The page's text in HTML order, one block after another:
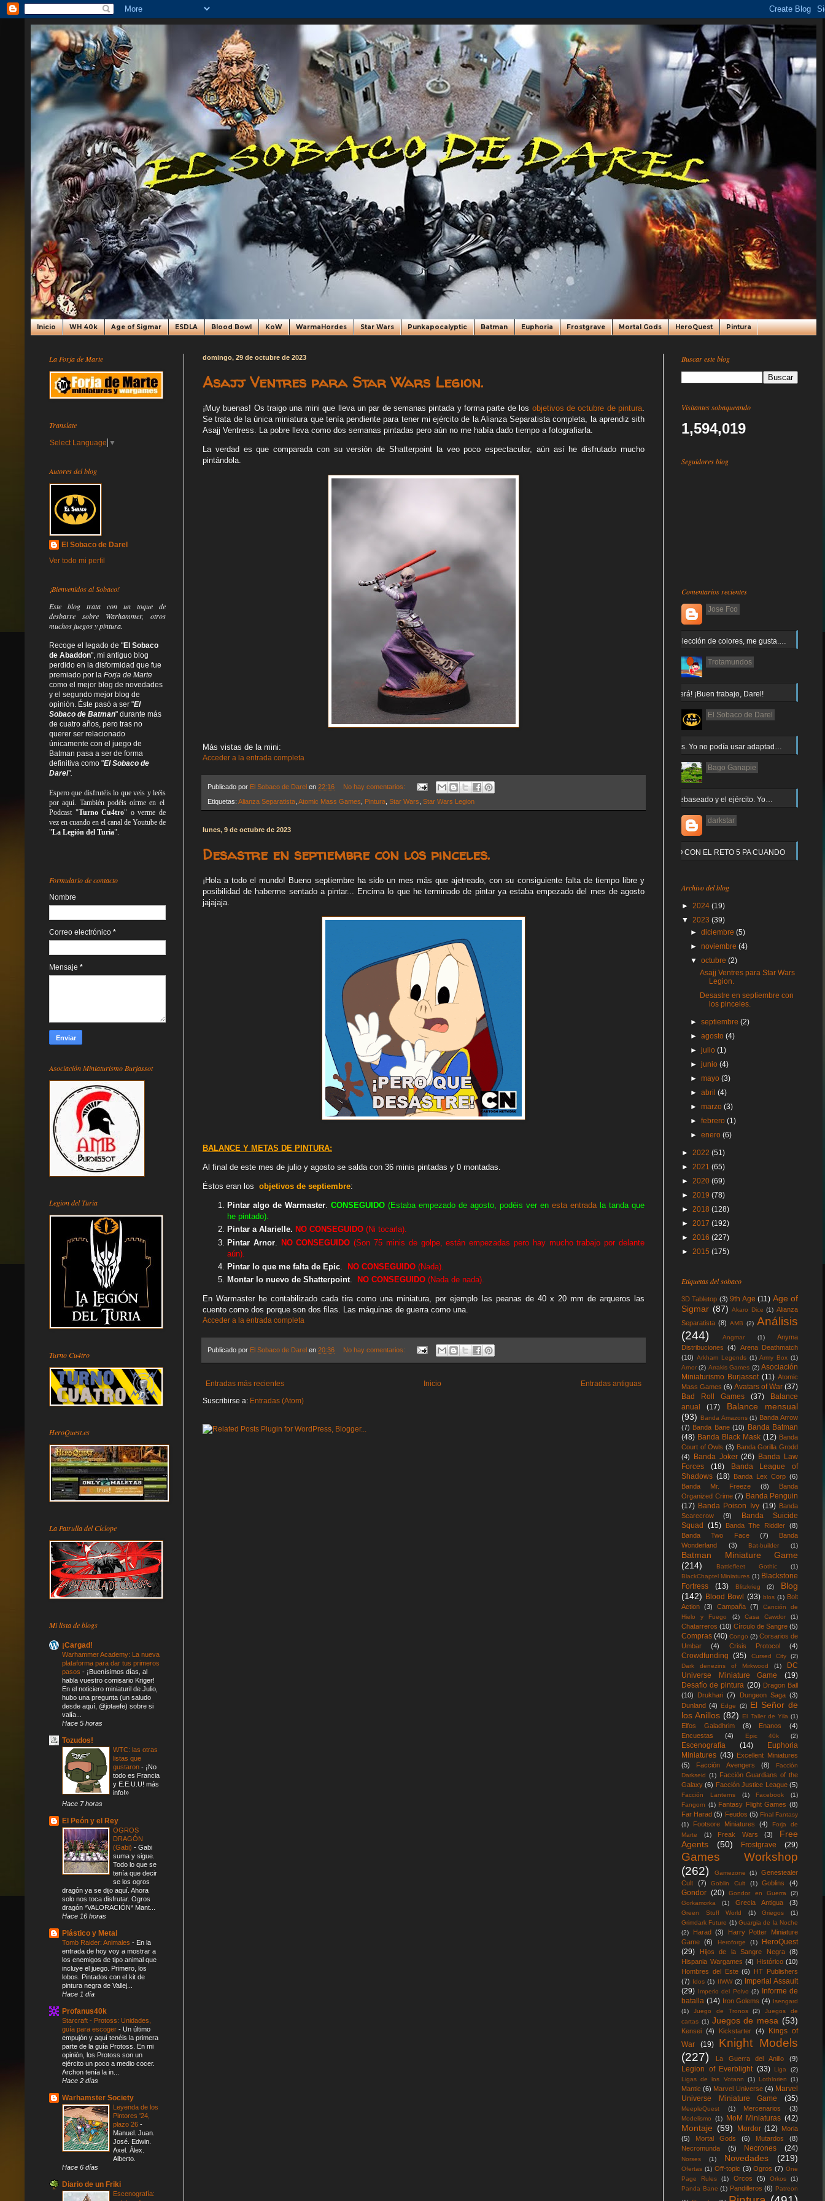
Inicio WH 40k Age of Sigmar ESDLA Blood Bowl KoW WarmaHordes Star Wars Punkapocalyptic Batman Euphoria Frostgrave Mortal Gods HeroQuest Pintura
domingo, 29 de octubre de 2023
Asajj Ventres para Star Wars Legion.
¡Muy buenas! Os traigo una mini que lleva un par de semanas pintada y forma parte de los objetivos de octubre de pintura.
Se trata de la única miniatura que tenía pendiente para tener mi ejército de la Alianza Separatista completa, la aprendiz sith
Asajj Ventress. La pobre lleva como dos semanas pintadas pero aún no me había dado tiempo a fotografiarla.
La verdad es que comparada con su versión de Shatterpoint la veo poco espectacular, aún así he disfrutado mucho
pintándola.
Más vistas de la mini:
Acceder a la entrada completa
Publicado por El Sobaco de Darel en 22:16 No hay comentarios:
Etiquetas: Alianza Separatista Atomic Mass Games Pintura Star Wars Star Wars Legion
lunes, 9 de octubre de 2023
Desastre en septiembre con los pinceles.
¡Hola a todo el mundo! Bueno septiembre ha sido un mes más que ajetreado, con su consiguiente falta de tiempo libre y
posibilidad de haberme sentado a pintar... Encima lo que he terminado de pintar ya estaba empezado del mes de agosto
jajajaja.
BALANCE Y METAS DE PINTURA:
Al final de este mes de julio y agosto se salda con 36 minis pintadas y 0 montadas
Éstos eran los objetivos de septiembre:
Pintar algo de Warmaster. CONSEGUIDO (Estaba empezado de agosto, podéis ver en esta entradala tanda que
he pintado).
Pintar a Alarielle. NO CONSEGUIDO (Ni tocarla).
Pintar Arnor. NO CONSEGUIDO (Son 75 minis de golpe, están empezadas pero hay mucho trabajo por delante
aún).
Pintar lo que me falta de Epic
NO CONSEGUIDO (Nada).
Montar lo nuevo de Shatterpoint. NO CONSEGUIDO (Nada de nada).
En Warmaster he contabilizado cada tira como una miniatura, por ejemplo las peanas de 40 x 20 mm de arqueros las
cuento como dos porque son dos filas. Las máquinas de guerra como una.
Acceder a la entrada completa
Publicado por El Sobaco de Darel en 20:36 No hay comentarios:
Entradas más recientes Entradas antiguas
Inicio
Suscribirse a: Entradas (Atom)
La Forja de Marte
Translate
Select Language ▼
Autores del blog
El Sobaco de Darel
Ver todo mi perfil
¡Bienvenidos al Sobaco!
Este blog trata con un toque de
desbarre sobre Warhammer, otros
muchos juegos y pintura.
Recoge el legado de "El Sobaco
de Abaddon", mi antiguo blog
perdido en la disformidad que fue
premiado por la Forja de Marte
como el mejor blog de novedades
y el segundo mejor blog de
opinión. Éste pasó a ser "El
Sobaco de Batman" durante más
de cuatro años, pero tras no
querer ser relacionado
únicamente con el juego de
Batman pasa a ser de forma
definitiva como "El Sobaco de
Darel".
Espero que disfrutéis lo queveis yleéis
por aquí. También podéis oírme en el
Podcast "Turno Cu4tro" o verme de
vez en cuando en el canal de Youtube de
"La Legión del Turia".
Formulario de contacto
Nombre
Correo electrónico *
Mensaje *
Asociación Miniaturismo Burjassot
Legion del Turia
Turno Cu4tro
HeroQuest.es
La Patrulla del Cíclope
Mi lista de blogs
¡Cargad!
Warhammer Academy: La nueva
plataforma para dar tus primeros
pasos - ¡Buenísimos días, al
habla vuestro comisario Kriger!
En el noticiero miniaturil de Julio,
hubo una pregunta (un saludo
desde aquí, @jotaefe) sobre si
valía...
Hace 5 horas
Tozudos!
WTC: las otras
listas que
gustaron - ¡No
todo es Francia
y E.E.U.U! más
info!»
Hace 7 horas
El Peón y el Rey
OGROS
DRAGÓN
(Gabi) - Gabi
suma y sigue.
Todo lo que se
tenía que decir
se los ogros
dragón ya se dijo aquí. Ahora
solo nos toca disfrutar. Ogros
dragón *VALORACIÓN* Mant...
Hace 16 horas
Plástico y Metal
Tomb Raider: Animales - En la
entrada de hoy voy a mostrar a
los enemigos de tipo animal que
incluye el juego. Primero, los
lobos. Pintados con el kit de
pintura negra de Vallej...
Hace 1 día
Profanus40k
Starcraft - Protoss: Unidades,
guía para escoger - Un último
empujón y aquí tenéis la primera
parte de la guía Protoss. En mi
opinión, los Protoss son un
ejército un poco a medio cocer.
Archon tenía la in...
Hace 2 días
Warhamster Society
Leyenda de los
Pintores '24,
plazo 26 -
Manuel. Juan.
José. Edwin.
Axel. Álex.
Alberto.
Hace 6 días
Diario de un Friki
Escenografía:
Buscar este blog
Visitantes sobaqueando
1,594,019
Seguidores blog
Comentarios recientes
Jose Fco
Muy buena elección de colores, me gusta.…
Trotamundos
¡Arnor no caerá! ¡Buen trabajo, Darel!
El Sobaco de Darel
Jajaja gracias. Yo no podía usar adaptad…
Bago Ganapie
Increíble el rebaseado y el ejército. Yo…
darkstar
Y QUE PASO CON EL RETO 5 PA CUANDO
Archivo del blog
► 2024 (19)
▼ 2023 (39)
►diciembre(5)
►noviembre(4)
▼octubre(2)
Asajj Ventres para Star Wars
Legion.
Desastre en septiembre con
los pinceles.
►septiembre(2)
►agosto(4)
►julio(1)
►junio(4)
►mayo(3)
►abril(4)
►marzo(3)
►febrero(1)
►enero(6)
► 2022 (51)
► 2021 (65)
► 2020 (69)
► 2019 (78)
► 2018 (128)
► 2017 (192)
► 2016 (227)
► 2015 (175)
Etiquetas del sobaco
3D Tabletop (3) 9th Age (11) Age of
Sigmar (87) Akaro Dice (1) Alianza
Separatista (8) AMB (2) Análisis
(244)
Angmar (1)
Anyma
Distribuciones
(4)
Arena Deathmatch
(10) Arkham Legends (1) Army Box (1)
Arnor (2) Arrakis Games (2) Asociación
Miniaturismo Burjassot (11) Atomic
Mass Games (6) Avatars of War (37)
Bad Roll Games
(37)
Balance
anual
(17)
Balance mensual
(93)
Banda Amazons (1) Banda Arrow
(7) Banda Bane (10)
Banda Batman
(48) Banda Black Mask (12) Banda
Court of Owls (3) Banda Gorilla Grodd
(4)
Banda Joker (26) Banda Law
Forces
(18)
Banda League of
Shadows (18) Banda Lex Corp (6)
Banda Mr. Freeze
(8)
Banda
Organized Crime (7) Banda Penguin
(17) Banda Poison Ivy (19) Banda
Scarecrow
(9)
Banda Suicide
Squad
(15) Banda The Riddler (8)
Banda Two Face
(7)
Banda
Wonderland
(3) Bat-builder (1)
Batman Miniature Game
(214)
Battlefleet Gothic
(1)
BlackChaptel Miniatures (1) Blackstone
Fortress
(13) Blitzkrieg (2)
Blog
(142) Blood Bowl (33) blos (1) Bolt
Action (3) Campaña (7)
Canción de
Hielo y Fuego
(2) Casa Cawdor (1)
Chatarreros (10) Círculo de Sangre (5)
Compras (40) Congo (2) Corsarios de
Umbar
(4) Crisis Protocol (4)
Crowdfunding (35) Cursed City
(2)
Dark denezins of Mirkwood
(1)
DC
Universe Miniature Game
(19)
Desafío de pintura (20) Dragon Ball
(10)
Drukhari (7) Dungeon Saga (3)
Dunland (4) Edge (2) El Señor de
los Anillos (82) El Taller de Yila (1)
Elfos Galadhrim (8) Enanos
(4)
Encuestas
(4) Epic 40k (2)
Escenografía (14)
Euphoria
Miniatures (43) Excellent Miniatures
(5)
Facción Avengers (8)
Facción
Darkseid (1) Facción Guardians of the
Galaxy (6) Facción Justice League (5)
Facción Lanterns (1) Facebook
(1)
Fangorn (1) Fantasy Flight Games (8)
Far Harad (5) Feudos (5) Final Fantasy
(1)
Footsore Miniatures (4)
Forja de
Marte
(1) Freak Wars (3)
Free
Agents
(50) Frostgrave (29)
Games Workshop
(262)
Gamezone (1)
Genestealer
Cult
(7) Goblin Cult (1) Goblins (4)
Gondor (20) Gondor en Guerra
(2)
Gorkamorka
(1) Grecia Antigua (3)
Green Stuff World (1) Griegos
(1)
Grimdark Future (1) Guargia de la Noche
(2)
Harad (3)
Harry Potter Miniature
Game
(6) Heroforge (1)
HeroQuest
(29)
Hijos de la Sangre Negra
(8)
Hispania Wargames (4) Histórico (10)
Hombres del Este (6)
HT Publishers
(7) Idos (1) IIWW (2)
Imperial Assault
(29) Imperio del Polvo (2)
Informe de
batalla (14) Iron Golems (4) Isengard
(1)
Juego de Tronos (2)
Juegos de
cartas (1) Juegos de mesa (53)
Kensei (4) Kickstarter (4)
Kings of
War
(19)
Knight Models
(227)
La Guerra del Anillo (9)
Legion of Everblight (33) Liga
(2)
Ligas de los Votann
(1) Lothlorien (1)
Mantic (6) Marvel Universe (4) Marvel
Universe Miniature Game
(35)
MeepleQuest (1) Mercenarios (3)
Modelismo (1) MoM Miniaturas (42)
Montaje (59) Mordor (12) Moria
(5)
Mortal Gods (6) Mutardos
(8)
Necromunda
(5) Necrones (24)
Norses (1) Novedades (219)
Ofertas (1) Off-topic (3) Ogros (7) One
Page Rules
(1) Orcos (5) Orkos
(1)
Panda Bane (1) Pandilleros (6) Patreon